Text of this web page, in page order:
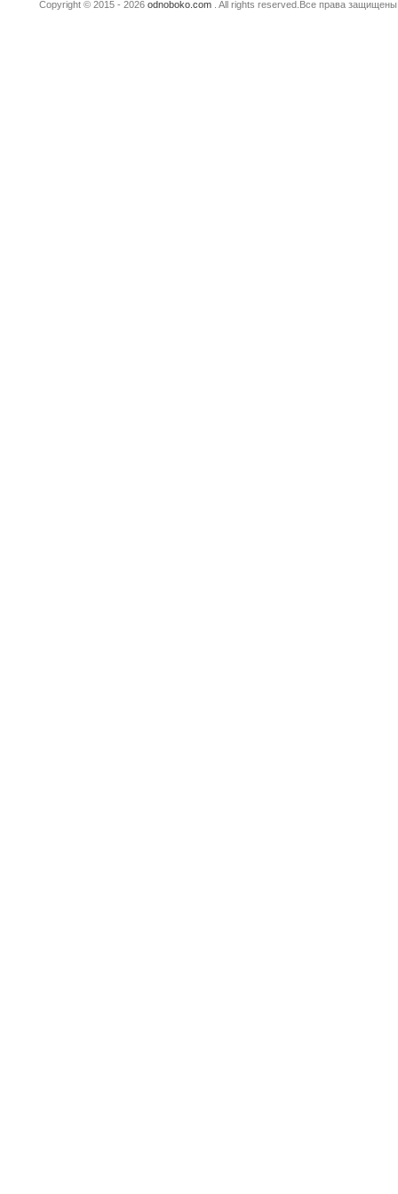
Copyright © 2015 - 2026 odnoboko.com. All rights reserved.Все права защищены.